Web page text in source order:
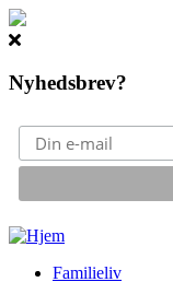
Nyhedsbrev?
Gå til hovedindhold
Familieliv